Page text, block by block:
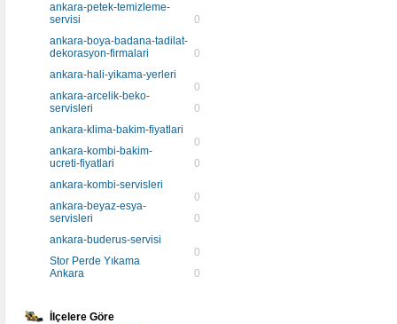
ankara-petek-temizleme-
servisi
0
ankara-boya-badana-tadilat-
dekorasyon-firmalari
0
ankara-hali-yikama-yerleri
0
ankara-arcelik-beko-
servisleri
0
ankara-klima-bakim-fiyatlari
0
ankara-kombi-bakim-
ucreti-fiyatlari
0
ankara-kombi-servisleri
0
ankara-beyaz-esya-
servisleri
0
ankara-buderus-servisi
0
Stor Perde Yıkama
Ankara
0
İlçelere Göre